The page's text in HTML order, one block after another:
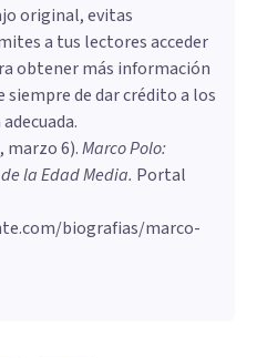
original, evitas
a tus lectores acceder
obtener más información
de dar crédito a los
marzo 6).Marco Polo:
la Edad Media. Portal
biografias/marco-